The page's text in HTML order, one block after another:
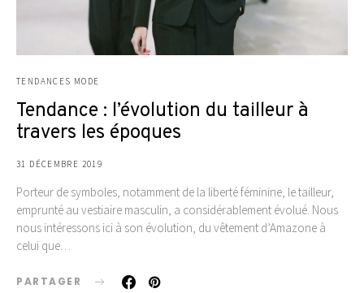
TENDANCES MODE
Tendance : l’évolution du tailleur à
travers les époques
31 DÉCEMBRE 2019
Porteur de symboles, notamment de la liberté féminine, le tailleur,
emprunté au vestiaire masculin, a considérablement évolué. Nous
nous intéressons ici à son évolution, du vêtement d’Amazone à
celui que…
PARTAGER